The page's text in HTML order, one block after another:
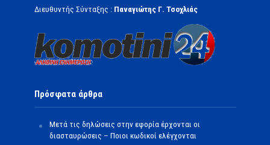
Διευθυντής Σύνταξης : Παναγιώτης Γ. Τσοχλιάς
Πρόσφατα άρθρα
Μετά τις δηλώσεις στην εφορία έρχονται οι
διασταυρώσεις – Ποιοι κωδικοί ελέγχονται